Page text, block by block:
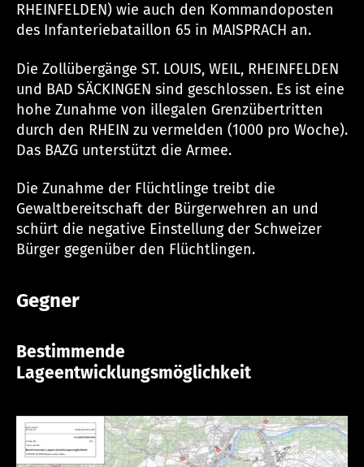
RHEINFELDEN) wie auch den Kommandoposten
des Infanteriebataillon 65 in MAISPRACH an.
Die Zollübergänge ST. LOUIS, WEIL, RHEINFELDEN
und BAD SÄCKINGEN sind geschlossen. Es ist eine
hohe Zunahme von illegalen Grenzübertritten
durch den RHEIN zu vermelden (1000 pro Woche).
Das BAZG unterstützt die Armee.
Die Zunahme der Flüchtlinge treibt die
Gewaltbereitschaft der Bürgerwehren an und
schürt die negative Einstellung der Schweizer
Bürger gegenüber den Flüchtlingen.
Gegner
Bestimmende
Lageentwicklungsmöglichkeit